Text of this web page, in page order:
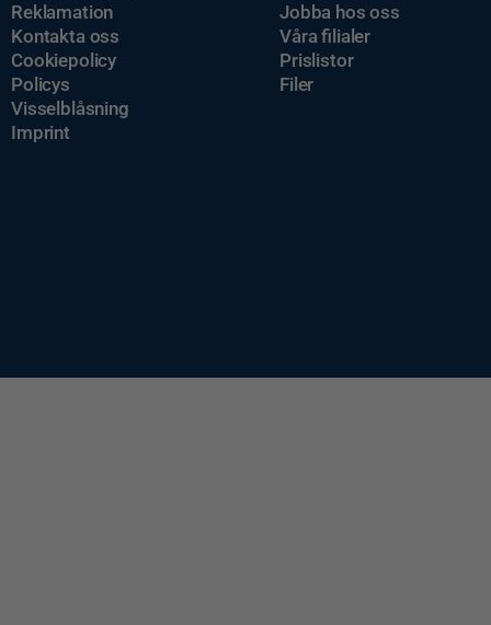
Reklamation
Kontakta oss
Cookiepolicy
Policys
Visselblåsning
Imprint
Jobba hos oss
Våra filialer
Prislistor
Filer